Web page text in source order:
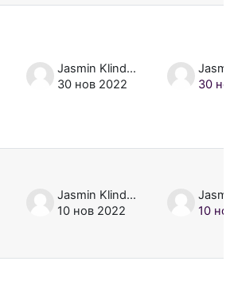
Jasmin Klindžić
30 нов 2022
30
Jasmin Klindžić
10 нов 2022
10